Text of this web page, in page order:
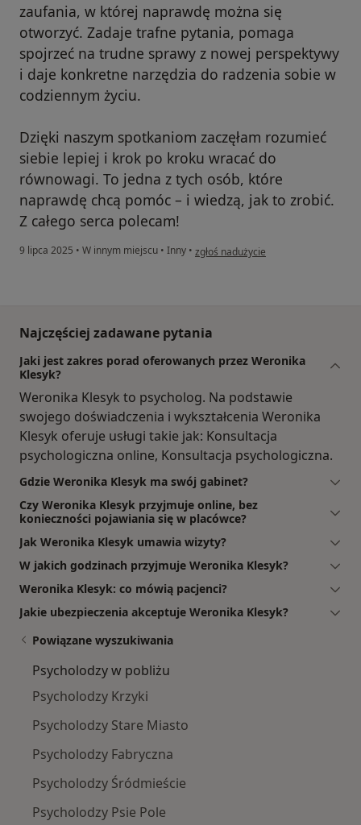
zaufania, w której naprawdę można się
otworzyć. Zadaje trafne pytania, pomaga
spojrzeć na trudne sprawy z nowej perspektywy
i daje konkretne narzędzia do radzenia sobie w
codziennym życiu.
Dzięki naszym spotkaniom zaczęłam rozumieć
siebie lepiej i krok po kroku wracać do
równowagi. To jedna z tych osób, które
naprawdę chcą pomóc – i wiedzą, jak to zrobić.
Z całego serca polecam!
9 lipca 2025 • W innym miejscu • Inny • w opinii użytkownika Czesława
zgłoś nadużycie
Najczęściej zadawane pytania
Jaki jest zakres porad oferowanych przez Weronika
Klesyk?
Weronika Klesyk to psycholog. Na podstawie
swojego doświadczenia i wykształcenia Weronika
Klesyk oferuje usługi takie jak: Konsultacja
psychologiczna online, Konsultacja psychologiczna.
Gdzie Weronika Klesyk ma swój gabinet?
Czy Weronika Klesyk przyjmuje online, bez
konieczności pojawiania się w placówce?
Jak Weronika Klesyk umawia wizyty?
W jakich godzinach przyjmuje Weronika Klesyk?
Weronika Klesyk: co mówią pacjenci?
Jakie ubezpieczenia akceptuje Weronika Klesyk?
Powiązane wyszukiwania
Psycholodzy w pobliżu
Psycholodzy Krzyki
Psycholodzy Stare Miasto
Psycholodzy Fabryczna
Psycholodzy Śródmieście
Psycholodzy Psie Pole